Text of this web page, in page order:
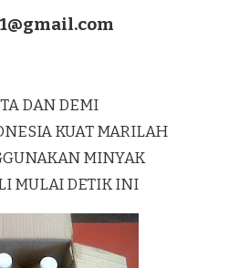
DAN DEMI
KUAT MARILAH
MINYAK
MULAI DETIK INI